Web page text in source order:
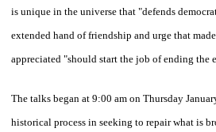
is unique in the universe that "defends
extended hand of friendship and urge that
appreciated "should start the job of ending the
The talks began at 9:00 am on Thursday
historical process in seeking to repair what is